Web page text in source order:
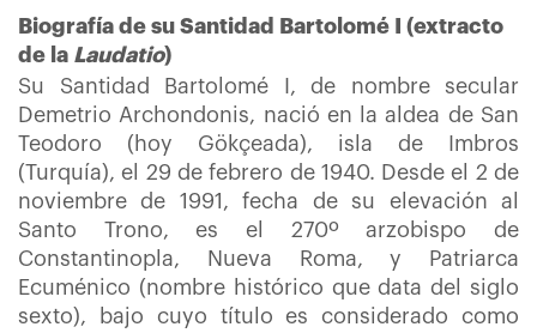
Biografía de su Santidad Bartolomé I (extracto
de la Laudatio)
Su Santidad Bartolomé I, de nombre secular
Demetrio Archondonis, nació en la aldea de San
Teodoro (hoy Gökçeada), isla de Imbros
(Turquía), el 29 de febrero de 1940. Desde el 2 de
noviembre de 1991, fecha de su elevación al
Santo Trono, es el 270º arzobispo de
Constantinopla, Nueva Roma, y Patriarca
Ecuménico (nombre histórico que data del siglo
sexto), bajo cuyo título es considerado como